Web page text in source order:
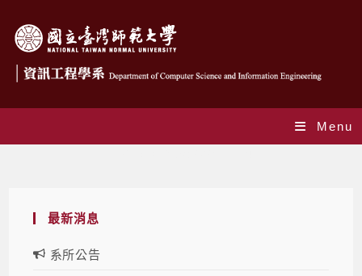
Menu
最新消息
系所公告